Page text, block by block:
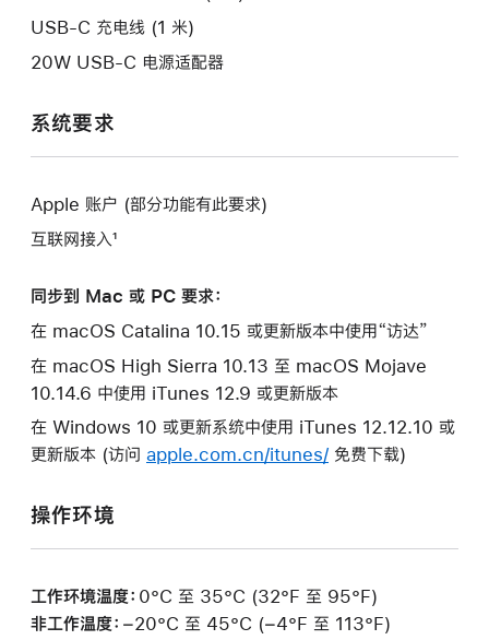
USB-C 充电线 (1 米)
20W USB-C 电源适配器
系统要求
Apple 账户 (部分功能有此要求)
互联网接入¹
同步到 Mac 或 PC 要求：
在 macOS Catalina 10.15 或更新版本中使用“访达”
在 macOS High Sierra 10.13 至 macOS Mojave
10.14.6 中使用 iTunes 12.9 或更新版本
在 Windows 10 或更新系统中使用 iTunes 12.12.10 或
更新版本 (访问 apple.com.cn/itunes/ 免费下载)
操作环境
工作环境温度： 0°C 至 35°C (32°F 至 95°F)
非工作温度： −20°C 至 45°C (−4°F 至 113°F)